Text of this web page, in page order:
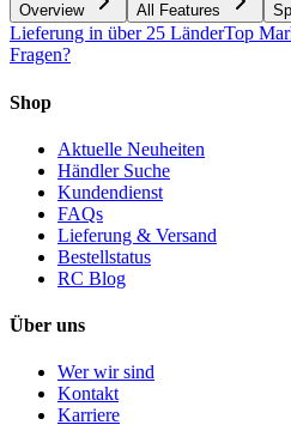
Overview All Features
Lieferung in über 25 LänderTop
Fragen?
Shop
Aktuelle Neuheiten
Händler Suche
Kundendienst
FAQs
Lieferung & Versand
Bestellstatus
RC Blog
Über uns
Wer wir sind
Kontakt
Karriere